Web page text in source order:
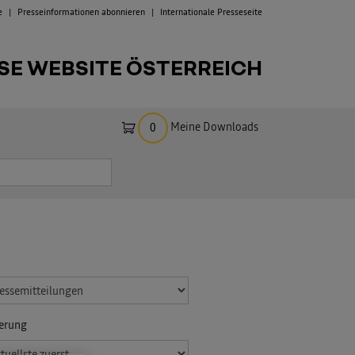
Presseinformationen abonnieren Internationale Presseseite
WEBSITE ÖSTERREICH
0 Meine Downloads